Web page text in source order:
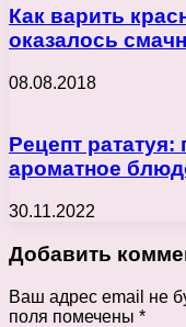
Как варить
оказалось
08.08.2018
Рецепт рататуя:
ароматное
30.11.2022
Добавить
Ваш адрес email не
поля помечены *